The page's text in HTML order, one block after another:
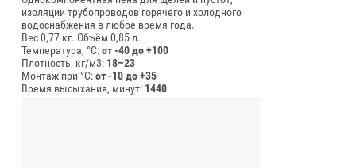
изоляции трубопроводов горячего и холодного
водоснабжения в любое время года.
Вес 0,77 кг. Объём 0,85 л.
Температура, °C:от -40 до +100
Плотность, кг/м3: 18–23
Монтаж при °C:от -10 до +35
Время высыхания, минут: 1440